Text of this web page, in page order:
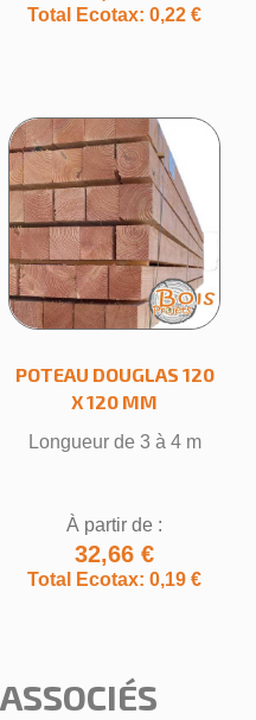
Total Ecotax: 0,22 €
POTEAU DOUGLAS 120
X 120 MM
Longueur de 3 à 4 m
À partir de :
32,66 €
Total Ecotax: 0,19 €